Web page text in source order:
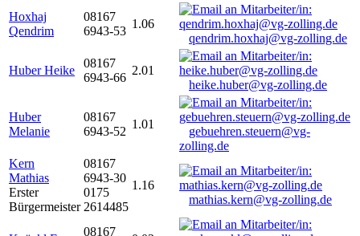
Hoxhaj
Qendrim
08167
6943-53
1.06
qendrim.hoxhaj@vg-zolling.de
Huber Heike
08167
6943-66
2.01
heike.huber@vg-zolling.de
Huber
Melanie
08167
6943-52
1.01
gebuehren.steuern@vg-
zolling.de
Kern
Mathias
Erster
Bürgermeister
08167
6943-30
0175
2614485
1.16
mathias.kern@vg-zolling.de
08167